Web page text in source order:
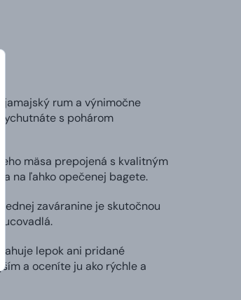
rum a výnimočne
s pohárom
mäsa prepojená s kvalitným
na ľahko opečenej bagete.
zaváranine je skutočnou
lepok ani pridané
a oceníte ju ako rýchle a